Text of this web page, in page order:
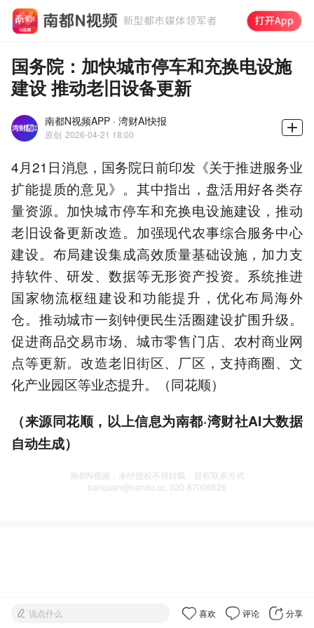
国务院：加快城市停车和充换电设施
建设 推动老旧设备更新
南都N视频APP · 湾财AI快报
原创 2026-04-21 18:00
4月21日消息，国务院日前印发《关于推进服务业
扩能提质的意见》。其中指出，盘活用好各类存
量资源。加快城市停车和充换电设施建设，推动
老旧设备更新改造。加强现代农事综合服务中心
建设。布局建设集成高效质量基础设施，加力支
持软件、研发、数据等无形资产投资。系统推进
国家物流枢纽建设和功能提升，优化布局海外
仓。推动城市一刻钟便民生活圈建设扩围升级。
促进商品交易市场、城市零售门店、农村商业网
点等更新。改造老旧街区、厂区，支持商圈、文
化产业园区等业态提升。（同花顺）
（来源同花顺，以上信息为南都·湾财社AI大数据
自动生成）
南都N视频，未经授权不得转载、授权联系方式
banquan@nandu.cc. 020-87006626
说点什么 喜欢 评论 分享